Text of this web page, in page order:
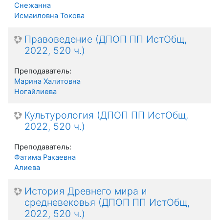
Снежанна
Исмаиловна Токова
Правоведение (ДПОП ПП ИстОбщ,
2022, 520 ч.)
Преподаватель:
Марина Халитовна
Ногайлиева
Культурология (ДПОП ПП ИстОбщ,
2022, 520 ч.)
Преподаватель:
Фатима Ракаевна
Алиева
История Древнего мира и
средневековья (ДПОП ПП ИстОбщ,
2022, 520 ч.)